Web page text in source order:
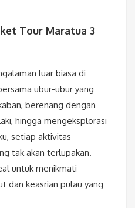
Tour Maratua 3
luar biasa di
ubur-ubur yang
berenang dengan
hingga mengeksplorasi
setiap aktivitas
tak akan terlupakan.
untuk menikmati
dan keasrian pulau yang